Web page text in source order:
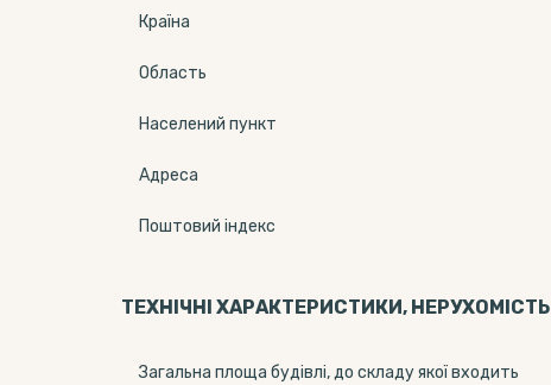
Країна
Область
Населений пункт
Адреса
Поштовий індекс
ТЕХНІЧНІ ХАРАКТЕРИСТИКИ, НЕРУХОМІСТЬ
Загальна площа будівлі, до складу якої входить